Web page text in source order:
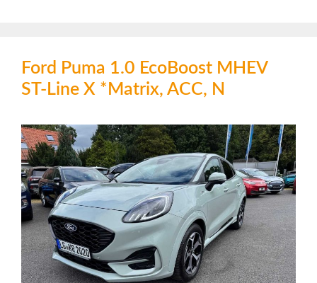
Ford Puma 1.0 EcoBoost MHEV
ST-Line X *Matrix, ACC, N